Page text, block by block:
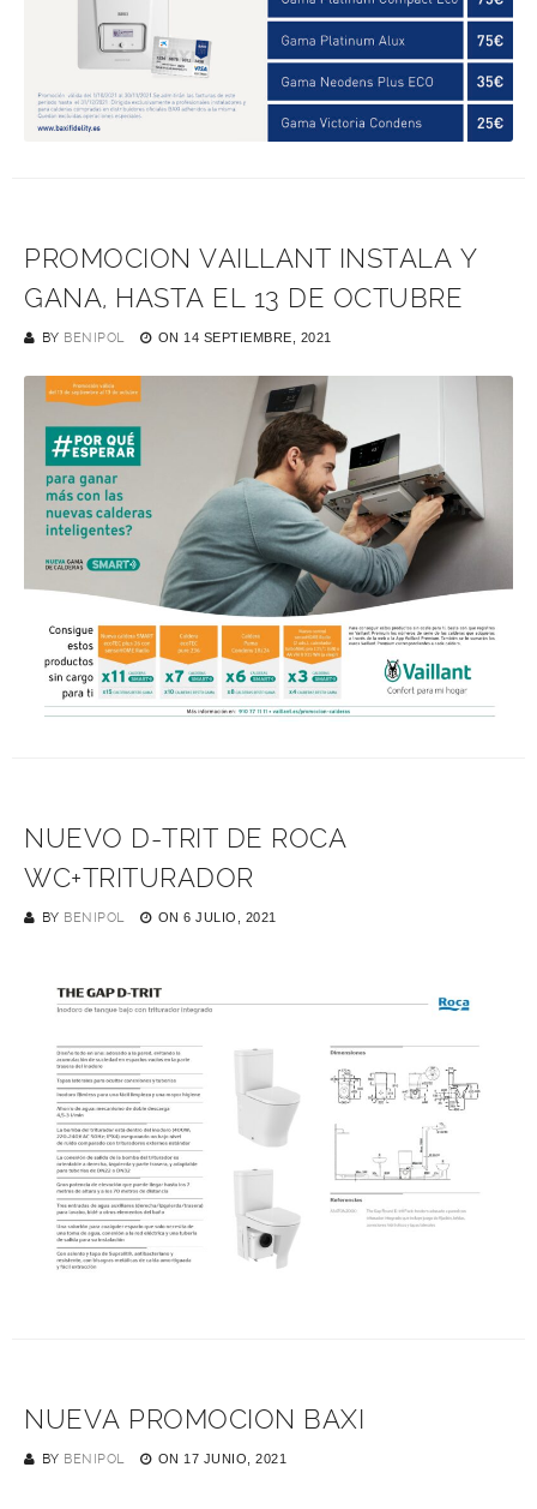
PROMOCION VAILLANT INSTALA Y
GANA, HASTA EL 13 DE OCTUBRE
BY BENIPOL ON 14 SEPTIEMBRE, 2021
NUEVO D-TRIT DE ROCA
WC+TRITURADOR
BY BENIPOL ON 6 JULIO, 2021
NUEVA PROMOCION BAXI
BY BENIPOL ON 17 JUNIO, 2021